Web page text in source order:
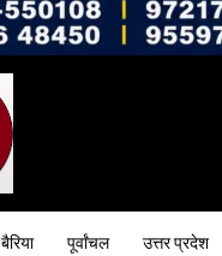
बैरिया पूर्वांचल उत्तर प्रदेश